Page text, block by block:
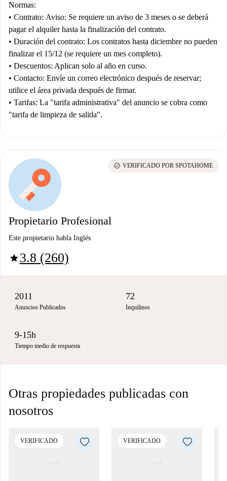
Normas:
• Contrato: Aviso: Se requiere un aviso de 3 meses o se deberá
pagar el alquiler hasta la finalización del contrato.
• Duración del contrato: Los contratos hasta diciembre no pueden
finalizar el 15/12 (se requiere un mes completo).
• Descuentos: Aplican solo al año en curso.
• Contacto: Envíe un correo electrónico después de reservar;
utilice el área privada después de firmar.
• Tarifas: La "tarifa administrativa" del anuncio se cobra como
"tarifa de limpieza de salida".
Propietario Profesional
Este propietario habla Inglés
star3.8 (260)
check_circle VERIFICADO POR SPOTAHOME
2011
Anuncios Publicados
72
Inquilinos
9-15h
Tiempo medio de respuesta
Otras propiedades publicadas con
nosotros
VERIFICADO VERIFICADO